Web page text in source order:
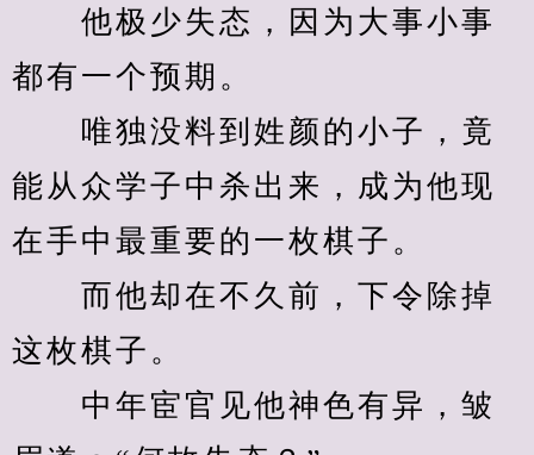
他极少失态，因为大事小事
都有一个预期。
唯独没料到姓颜的小子，竟
能从众学子中杀出来，成为他现
在手中最重要的一枚棋子。
而他却在不久前，下令除掉
这枚棋子。
中年宦官见他神色有异，皱